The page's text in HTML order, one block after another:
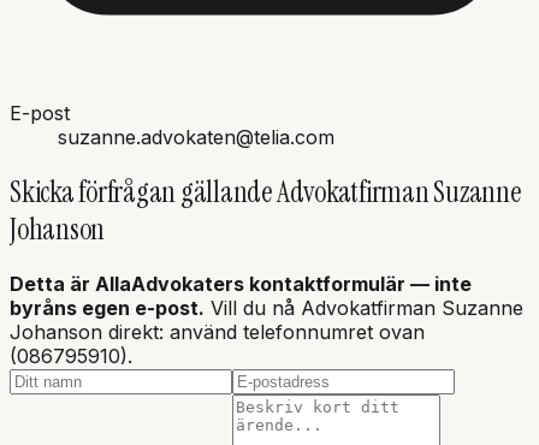
E-post
suzanne.advokaten@telia.com
Skicka förfrågan gällandeAdvokatfirman Suzanne
Johanson
Detta är AllaAdvokaters kontaktformulär — inte
byråns egen e-post. Vill du nå Advokatfirman Suzanne
Johanson direkt: använd telefonnumret ovan
(086795910).